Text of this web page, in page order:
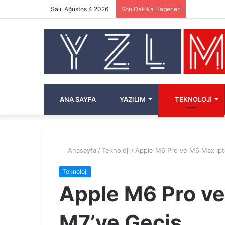
Salı, Ağustos 4 2026 Son Dakika Haberleri
ANA SAYFA YAZILIM TEKNOLOJI
Anasayfa / Teknoloji / Apple M6 Pro ve M6 Max
Teknoloji
Apple M6 Pro